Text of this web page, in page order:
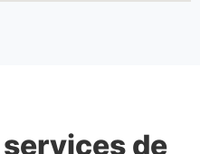
services de